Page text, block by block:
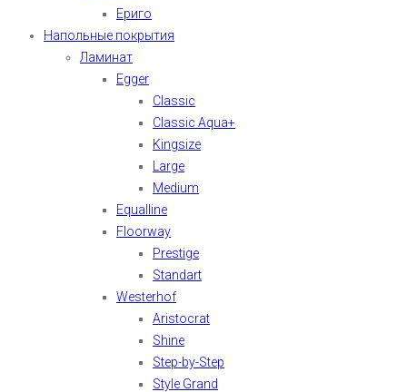
Ериго
Напольные покрытия
Ламинат
Egger
Classic
Classic Aqua+
Kingsize
Large
Medium
Equalline
Floorway
Prestige
Standart
Westerhof
Aristocrat
Shine
Step-by-Step
Style Grand